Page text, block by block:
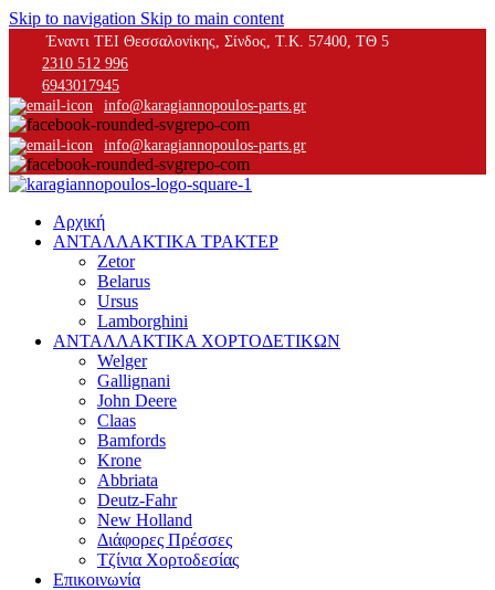
Skip to navigation Skip to main content
Έναντι ΤΕΙ Θεσσαλονίκης, Σίνδος, Τ.Κ. 57400, ΤΘ 5
2310 512 996
6943017945
info@karagiannopoulos-parts.gr
info@karagiannopoulos-parts.gr
Αρχική
ΑΝΤΑΛΛΑΚΤΙΚΑ ΤΡΑΚΤΕΡ
Zetor
Belarus
Ursus
Lamborghini
ΑΝΤΑΛΛΑΚΤΙΚΑ ΧΟΡΤΟΔΕΤΙΚΩΝ
Welger
Gallignani
John Deere
Claas
Bamfords
Krone
Abbriata
Deutz-Fahr
New Holland
Διάφορες Πρέσσες
Τζίνια Χορτοδεσίας
Επικοινωνία